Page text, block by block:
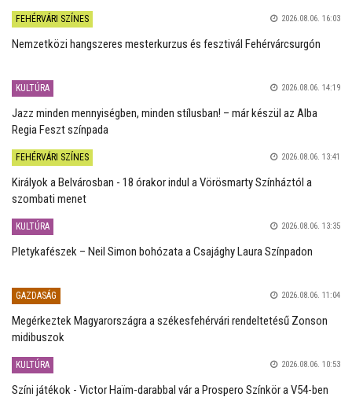
FEHÉRVÁRI SZÍNES 2026.08.06. 16:03
Nemzetközi hangszeres mesterkurzus és fesztivál Fehérvárcsurgón
KULTÚRA 2026.08.06. 14:19
Jazz minden mennyiségben, minden stílusban! – már készül az Alba
Regia Feszt színpada
FEHÉRVÁRI SZÍNES 2026.08.06. 13:41
Királyok a Belvárosban - 18 órakor indul a Vörösmarty Színháztól a
szombati menet
KULTÚRA 2026.08.06. 13:35
Pletykafészek – Neil Simon bohózata a Csajághy Laura Színpadon
GAZDASÁG 2026.08.06. 11:04
Megérkeztek Magyarországra a székesfehérvári rendeltetésű Zonson
midibuszok
KULTÚRA 2026.08.06. 10:53
Színi játékok - Victor Haïm-darabbal vár a Prospero Színkör a V54-ben